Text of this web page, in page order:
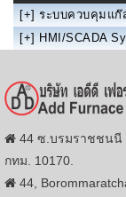
[+] ระบบควบคุมแก๊
[+] HMI/SCADA
44 ซ.บรมราชชนนี
กทม. 10170.
44,